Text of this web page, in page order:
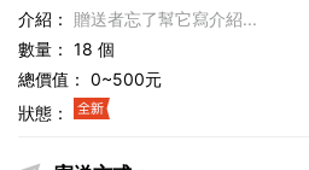
介紹： 贈送者忘了幫它寫介紹...
數量： 18 個
總價值： 0~500元
狀態：